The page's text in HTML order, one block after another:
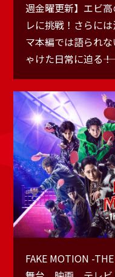
週金曜更新】エビ
レに挑戦！さらに
マ本編では語られ
ゃけた日常に迫る――！
FAKE MOTION -